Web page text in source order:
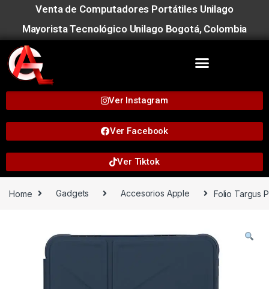
Venta de Computadores Portátiles Unilago
Mayorista Tecnológico Unilago Bogotá, Colombia
Ver Instagram
Ver Facebook
Ver Tiktok
Home Gadgets Accesorios Apple Folio Targus